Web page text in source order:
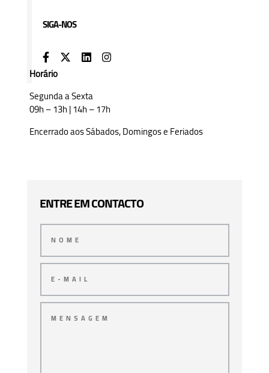
SIGA-NOS
Horário
Segunda a Sexta
09h – 13h | 14h – 17h
Encerrado aos Sábados, Domingos e Feriados
ENTRE EM CONTACTO